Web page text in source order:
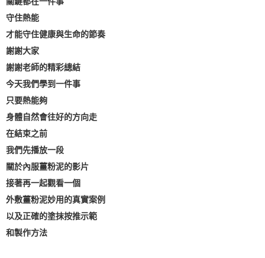
守住熱能
才能守住健康與生命的節奏
謝謝大家
謝謝老師的精彩總結
今天我們學到一件事
只要熱能夠
身體自然會往好的方向走
在結束之前
我們先播放一段
關於內服薑粉泥的影片
接著再一起觀看一個
外敷薑粉泥妙用的真實案例
以及正確的塗抹按推示範
和製作方法